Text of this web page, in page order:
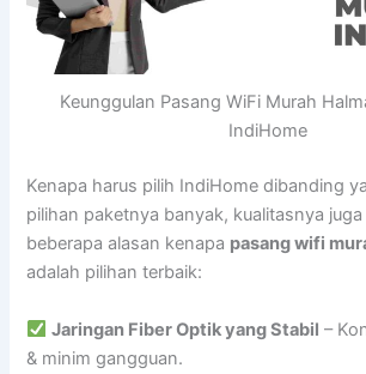
Keunggulan Pasang WiFi Murah
IndiHome
Kenapa harus pilih IndiHome dibanding
pilihan paketnya banyak, kualitasnya
beberapa alasan kenapa pasang wifi
adalah pilihan terbaik:
Jaringan Fiber Optik yang Stabil –
& minim gangguan.